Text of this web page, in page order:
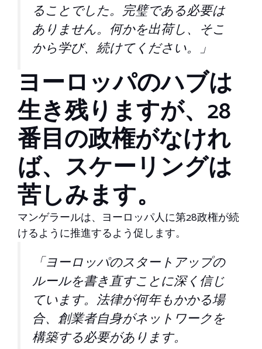
ることでした。完璧である必要は
ありません。何かを出荷し、そこ
から学び、続けてください。」
ヨーロッパのハブは
生き残りますが、28
番目の政権がなけれ
ば、スケーリングは
苦しみます。
マンゲラールは、ヨーロッパ人に第28政権が続
けるように推進するよう促します。
「ヨーロッパのスタートアップの
ルールを書き直すことに深く信じ
ています。法律が何年もかかる場
合、創業者自身がネットワークを
構築する必要があります。